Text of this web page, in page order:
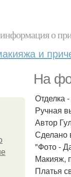
о
и
На
Отделка
Ручная
Автор
Сделано
"Фото -
Макияж,
Платья